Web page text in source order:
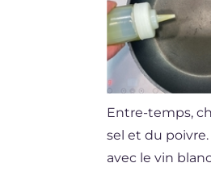
Entre-temps,
sel et du
avec le vin